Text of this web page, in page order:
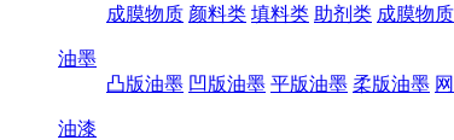
成膜物质 颜料类 填料类 助剂类 成膜物
油墨
凸版油墨 凹版油墨 平版油墨 柔版油墨
油漆